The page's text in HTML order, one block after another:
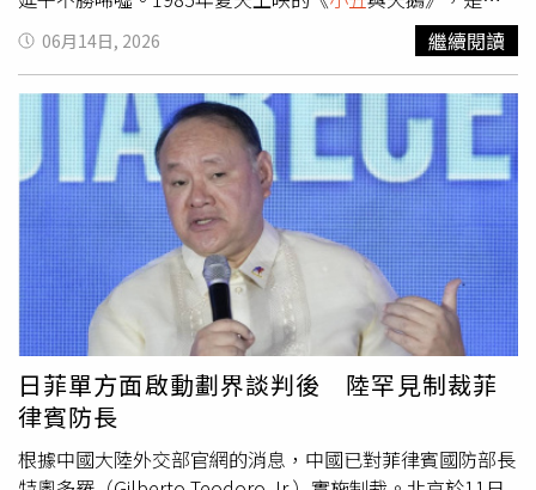
演唱會前一晚幾乎沒睡，自己同樣緊張到失眠，還笑拱許志
豪明年挑戰更大的舞台：「明年要更大的場，好不好？北流
好不好？」演唱會尾聲，氣氛轉為溫馨感人。許志豪深情談
起母親，坦言媽媽是自己這輩子最愛的人。兩年前母親身體
出現狀況，卻始終不願讓家人擔心，即使面對治療與挑戰，
也從未喊過苦。當他介紹母親現身舞台時，全場觀眾紛紛起
立鼓掌。許志豪表示，母親是自己心中最勇敢的人，如今身
體狀況逐漸好轉，只要醫師評估許可，希望未來能陪著母親
四處旅行。他也透露，舉辦這場演唱會最大的心願，就是祈
求家中長輩與母親平安健康，並將歌曲〈媽媽請你不通疼〉
獻給母親。
星之王許不了生前最後一部作品，描述腹語
小丑阿坤被老闆
趕出歌舞團，幸而歌舞女郎阿珠情義相隨，兩人結伴行走江
湖，有笑有淚的感人故事。許不了搭檔性感女星甄秀珍，外
加大饅頭方正、女丑蔡閨插科打諢，片中更記錄下許多已經
消失的台北地景，包括早已拆除的仁愛路一段空軍眷村、改
建前的兒童樂園（今兒童育樂中心）等。《小丑與天鵝》由
許不了搭檔女星甄秀珍歡樂演出。（圖／海鵬提供）導演朱
延平說，那時很多「兄弟」押他拍片，丟下明星名字、上映
檔期，之後兩手一攤，就等著他交貨。只有吳功製片找來成
名編劇陳家昱，早早準備好了精心編寫的《小丑與天鵝》劇
本；也只有吳功在全片拍完、上映之後，仍然保留了完整的
影片拷貝，現在才能看到這麼精彩的數位修復版本，「他是
真的投入、深愛這份工作」。《小丑
與天鵝》由國家電影及
視聽文化中心完成數位修復工作，董事長褚明仁早年還在報
社擔任記者時，就經常到吳功家聊天，「聽他說年輕時『水
裡來，火裡去』的勇猛事蹟」。他說，早在電影資料館時
06月14日, 2026 繼續閱讀
日菲單方面啟動劃界談判後 陸罕見制裁菲
律賓防長
根據中國大陸外交部官網的消息，中國已對菲律賓國防部長